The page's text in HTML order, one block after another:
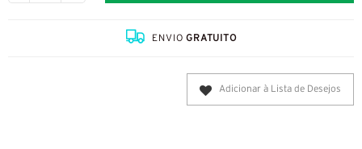
ENVIOGRATUITO
Adicionar à Lista de Desejos